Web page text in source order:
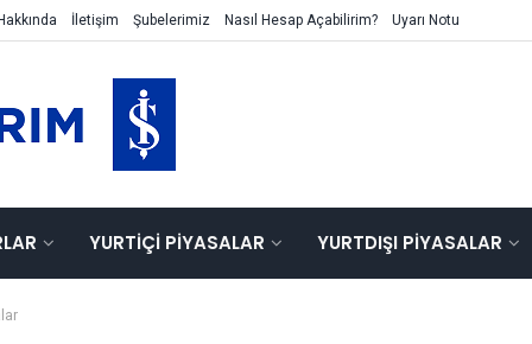
Hakkında İletişim Şubelerimiz Nasıl Hesap Açabilirim? Uyarı Notu
YURTIÇI PIYASALAR YURTDIŞI PIYASALAR